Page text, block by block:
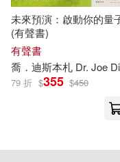
出版社
其他 (可複選)
未來預演：啟動你的量
(有聲書)
有聲書
喬 ． 迪斯本札 Dr. Joe
79 折 $355 $450